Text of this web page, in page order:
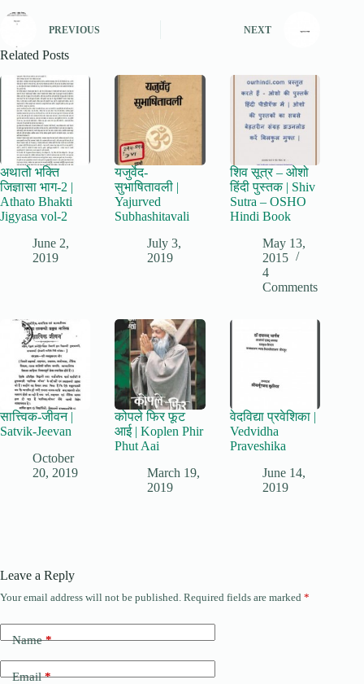
PREVIOUS NEXT
Related Posts
अथातो भक्ति
जिज्ञासा भाग-2 |
Athato Bhakti
Jigyasa vol-2
June 2,
2019
यजुर्वेद-
सुभाषितावली |
Yajurved
Subhashitavali
July 3,
2019
शिव सूत्र – ओशो
हिंदी पुस्तक | Shiv
Sutra – OSHO
Hindi Book
May 13,
2015
4
Comments
सात्त्विक-जीवन |
Satvik-Jeevan
October
20, 2019
कोपले फिर फूट
आई | Koplen Phir
Phut Aai
March 19,
2019
वेदविद्या प्रवेशिका |
Vedvidha
Praveshika
June 14,
2019
Leave a Reply
Your email address will not be published. Required fields are marked *
Name*
Email*